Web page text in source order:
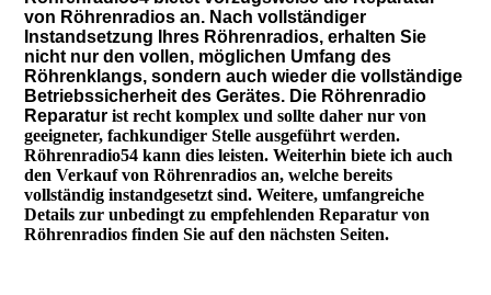
von Röhrenradios an. Nach vollständiger
Instandsetzung Ihres Röhrenradios, erhalten Sie
nicht nur den vollen, möglichen Umfang des
Röhrenklangs, sondern auch wieder die vollständige
Betriebssicherheit des Gerätes. Die Röhrenradio
Reparatur ist recht komplex und sollte daher nur von
geeigneter, fachkundiger Stelle ausgeführt werden.
Röhrenradio54 kann dies leisten. Weiterhin biete ich auch
den Verkauf von Röhrenradios an, welche bereits
vollständig instandgesetzt sind. Weitere, umfangreiche
Details zur unbedingt zu empfehlenden Reparatur von
Röhrenradios finden Sie auf den nächsten Seiten.